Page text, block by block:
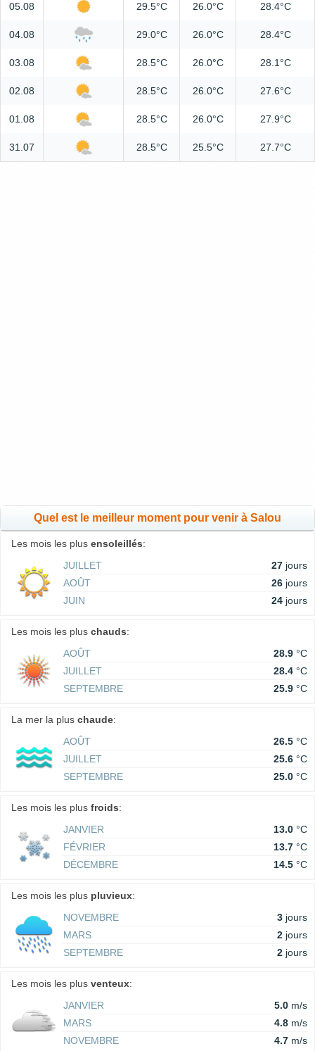
05.08 29.5°C 26.0°C 28.4°C
04.08 29.0°C 26.0°C 28.4°C
03.08 28.5°C 26.0°C 28.1°C
02.08 28.5°C 26.0°C 27.6°C
01.08 28.5°C 26.0°C 27.9°C
31.07 28.5°C 25.5°C 27.7°C
Quel est le meilleur moment pour venir à Salou
Les mois les plus ensoleillés:
JUILLET
27 jours
AOÛT
26 jours
JUIN
24 jours
Les mois les plus chauds:
AOÛT
28.9 °C
JUILLET
28.4 °C
SEPTEMBRE
25.9 °C
La mer la plus chaude:
AOÛT
26.5 °C
JUILLET
25.6 °C
SEPTEMBRE
25.0 °C
Les mois les plus froids:
JANVIER
13.0 °C
FÉVRIER
13.7 °C
DÉCEMBRE
14.5 °C
Les mois les plus pluvieux:
NOVEMBRE
3 jours
MARS
2 jours
SEPTEMBRE
2 jours
Les mois les plus venteux:
JANVIER
5.0 m/s
MARS
4.8 m/s
NOVEMBRE
4.7 m/s